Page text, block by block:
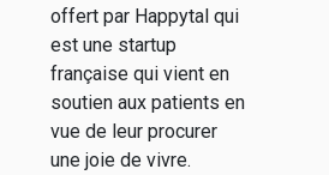
offert par Happytal qui
est une startup
française qui vient en
soutien aux patients en
vue de leur procurer
une joie de vivre.